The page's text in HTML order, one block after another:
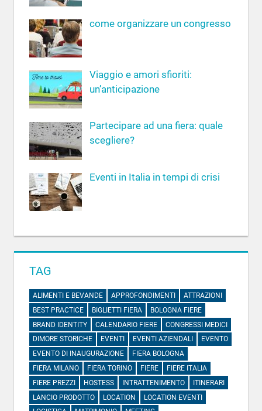
r
:
come organizzare un congresso
Viaggio e amori sfioriti:
un’anticipazione
Partecipare ad una fiera: quale
scegliere?
Eventi in Italia in tempi di crisi
TAG
ALIMENTI E BEVANDE APPROFONDIMENTI
ATTRAZIONI
BEST PRACTICE
BIGLIETTI FIERA
BOLOGNA FIERE
BRAND IDENTITY
CALENDARIO FIERE
CONGRESSI MEDICI
DIMORE STORICHE
EVENTI EVENTI AZIENDALI
EVENTO
EVENTO DI INAUGURAZIONE
FIERA BOLOGNA
FIERA MILANO
FIERA TORINO FIERE
FIERE ITALIA
FIERE PREZZI
HOSTESS INTRATTENIMENTO
ITINERARI
LANCIO PRODOTTO
LOCATION
LOCATION EVENTI